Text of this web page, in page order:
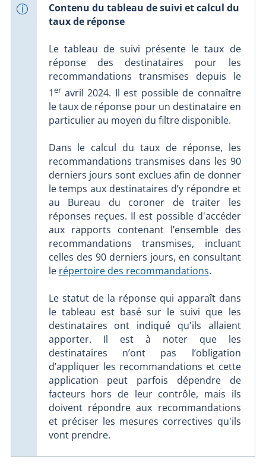
Contenu du tableau de suivi et calcul du
taux de réponse
Le tableau de suivi présente le taux de
réponse des destinataires pour les
recommandations transmises depuis le
1eravril 2024. Il est possible de connaître
le taux de réponse pour un destinataire en
particulier au moyen du filtre disponible.
Dans le calcul du taux de réponse, les
recommandations transmises dans les 90
derniers jours sont exclues afin de donner
le temps aux destinataires d’y répondre et
au Bureau du coroner de traiter les
réponses reçues. Il est possible d'accéder
aux rapports contenant l’ensemble des
recommandations transmises, incluant
celles des 90 derniers jours, en consultant
le répertoire des recommandations.
Le statut de la réponse qui apparaît dans
le tableau est basé sur le suivi que les
destinataires ont indiqué qu'ils allaient
apporter. Il est à noter que les
destinataires n’ont pas l’obligation
d’appliquer les recommandations et cette
application peut parfois dépendre de
facteurs hors de leur contrôle, mais ils
doivent répondre aux recommandations
et préciser les mesures correctives qu'ils
vont prendre.